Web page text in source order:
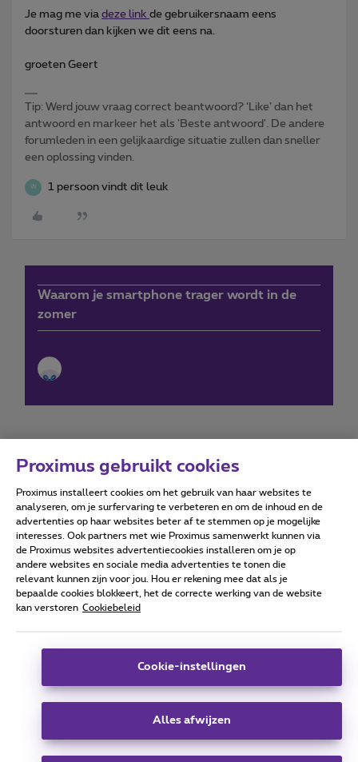
Je mag me via deze link de gebruikersnaam eens
doorsturen dan kijken we dit eens na.
groeten Geert
Tip: Werd jouw vraag correct beantwoord? ‘Like’ dan het
antwoord en markeer het als 'Beste antwoord'. De andere
forumleden in een gelijkaardige situatie zullen dan sneller
een oplossing vinden.
W 1 persoon vindt dit leuk
Waarom je smartphone trager wordt in de
zomer
Forumvoorwaarden Accessibility statement
Alle rechten voorbehouden. © Proximus
Algemene voorwaarden, consumenteninfo
Deze website is gecreëerd en wordt beheerd conform het
Koning Albert II-laan 27 - B-1030 Brussel.
Carrier & Wholesale Solutions
Proximus gebruikt cookies
Proximus installeert cookies om het gebruik van haar websites te
analyseren, om je surfervaring te verbeteren en om de inhoud en de
advertenties op haar websites beter af te stemmen op je mogelijke
interesses. Ook partners met wie Proximus samenwerkt kunnen via
de Proximus websites advertentiecookies installeren om je op
andere websites en sociale media advertenties te tonen die
relevant kunnen zijn voor jou. Hou er rekening mee dat als je
bepaalde cookies blokkeert, het de correcte werking van de website
kan verstoren Cookiebeleid
Cookie-instellingen
Alles afwijzen